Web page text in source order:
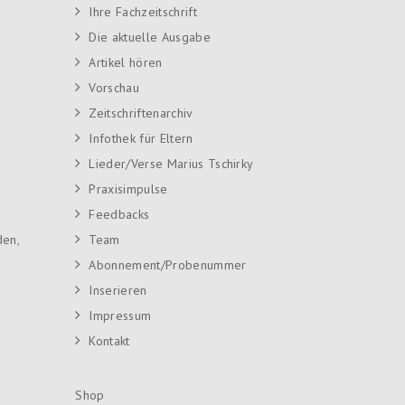
Ihre Fachzeitschrift
Die aktuelle Ausgabe
Artikel hören
Vorschau
Zeitschriftenarchiv
Infothek für Eltern
Lieder/Verse Marius Tschirky
Praxisimpulse
Feedbacks
Team
Abonnement/Probenummer
Inserieren
Impressum
Kontakt
Shop